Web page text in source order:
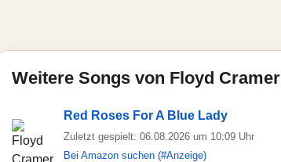
Weitere Songs von Floyd Cramer
Red Roses For A Blue Lady
Zuletzt gespielt: 06.08.2026 um 10:09 Uhr
Bei Amazon suchen (#Anzeige)